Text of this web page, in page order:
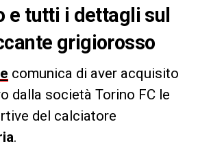
e tutti i dettagli sul
grigiorosso
comunica di aver acquisito
dalla società Torino FC le
del calciatore
.